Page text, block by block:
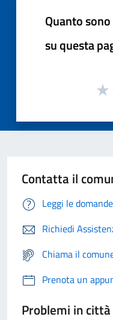
Quanto
su questa
Contatta il
Leggi le
Richiedi
Chiama il
Prenota un
Problemi in città